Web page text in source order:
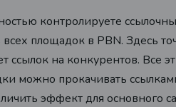
контролируете
площадок в PBN. Здесь
ссылок на конкурентов. Все
можно прокачивать
эффект для основного